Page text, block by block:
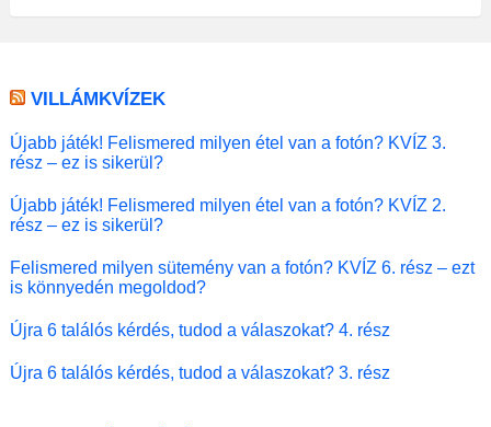
VILLÁMKVÍZEK
Újabb játék! Felismered milyen étel van a fotón? KVÍZ 3.
rész – ez is sikerül?
Újabb játék! Felismered milyen étel van a fotón? KVÍZ 2.
rész – ez is sikerül?
Felismered milyen sütemény van a fotón? KVÍZ 6. rész – ezt
is könnyedén megoldod?
Újra 6 találós kérdés, tudod a válaszokat? 4. rész
Újra 6 találós kérdés, tudod a válaszokat? 3. rész